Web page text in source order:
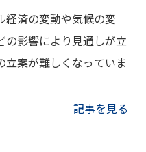
経済の変動や気候の変
の影響により見通しが立
立案が難しくなっていま
記事を見る